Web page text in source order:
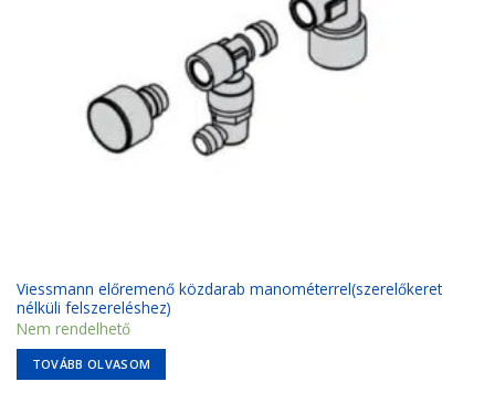
Viessmann előremenő közdarab manométerrel(szerelőkeret
nélküli felszereléshez)
Nem rendelhető
TOVÁBB OLVASOM